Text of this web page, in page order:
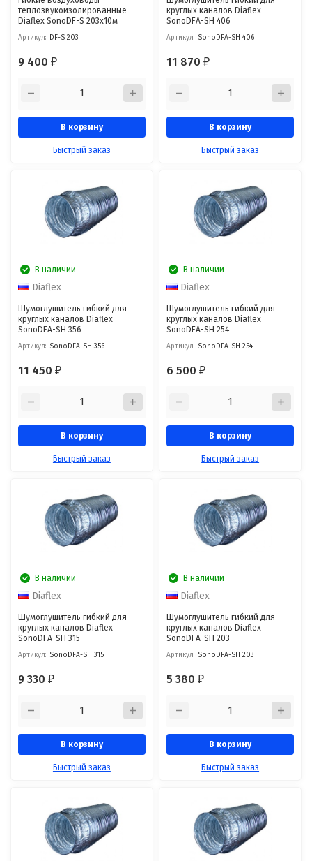
теплозвукоизолированные
Diaflex SonoDF-S 203х10м
Артикул: DF-S 203
9 400₽
В корзину
Быстрый заказ
круглых каналов Diaflex
SonoDFА-SH 406
Артикул: SonoDFА-SH 406
11 870₽
В корзину
Быстрый заказ
В наличии
Diaflex
Шумоглушитель гибкий для
круглых каналов Diaflex
SonoDFА-SH 356
Артикул: SonoDFА-SH 356
11 450₽
В корзину
Быстрый заказ
В наличии
Diaflex
Шумоглушитель гибкий для
круглых каналов Diaflex
SonoDFА-SH 254
Артикул: SonoDFА-SH 254
6 500₽
В корзину
Быстрый заказ
В наличии
Diaflex
Шумоглушитель гибкий для
круглых каналов Diaflex
SonoDFА-SH 315
Артикул: SonoDFА-SH 315
9 330₽
В корзину
Быстрый заказ
В наличии
Diaflex
Шумоглушитель гибкий для
круглых каналов Diaflex
SonoDFА-SH 203
Артикул: SonoDFА-SH 203
5 380₽
В корзину
Быстрый заказ